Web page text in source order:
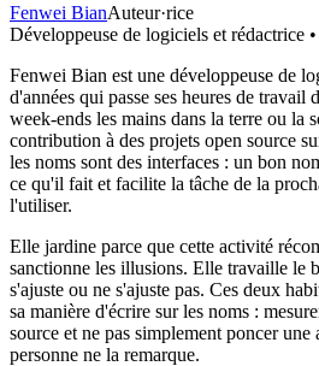
Fenwei BianAuteur·rice
Développeuse de logiciels et rédactrice
Fenwei Bian est une développeuse de
d'années qui passe ses heures de travail
week-ends les mains dans la terre ou la
contribution à des projets open source
les noms sont des interfaces : un bon
ce qu'il fait et facilite la tâche de la
l'utiliser.
Elle jardine parce que cette activité
sanctionne les illusions. Elle travaille le
s'ajuste ou ne s'ajuste pas. Ces deux
sa manière d'écrire sur les noms :
source et ne pas simplement poncer une
personne ne la remarque.